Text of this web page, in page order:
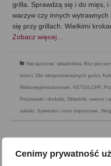
Cenimy prywatność
grilla. Sprawdzą się i do mięs,
warzyw czy innych wytrawnych
się przy grillach. Wielkimi
Zobacz więcej…
'Nie-łączenie' składników, Bez
dzieci, Dla niespodziewanych gości,
Niskowęglowodanowe, KETO/LCHF,
Przystawki i dodatki, Składnik: owoce i
sałatki, Sylwester i inne imprezowe,